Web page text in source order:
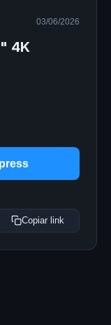
03/06/2026
4K
Copiar link